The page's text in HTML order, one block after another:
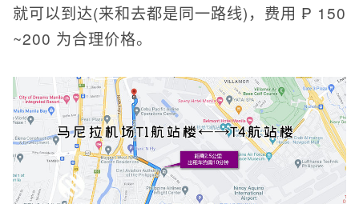
就可以到达(来和去都是同一路线)，费用 ₱ 150
~200 为合理价格。